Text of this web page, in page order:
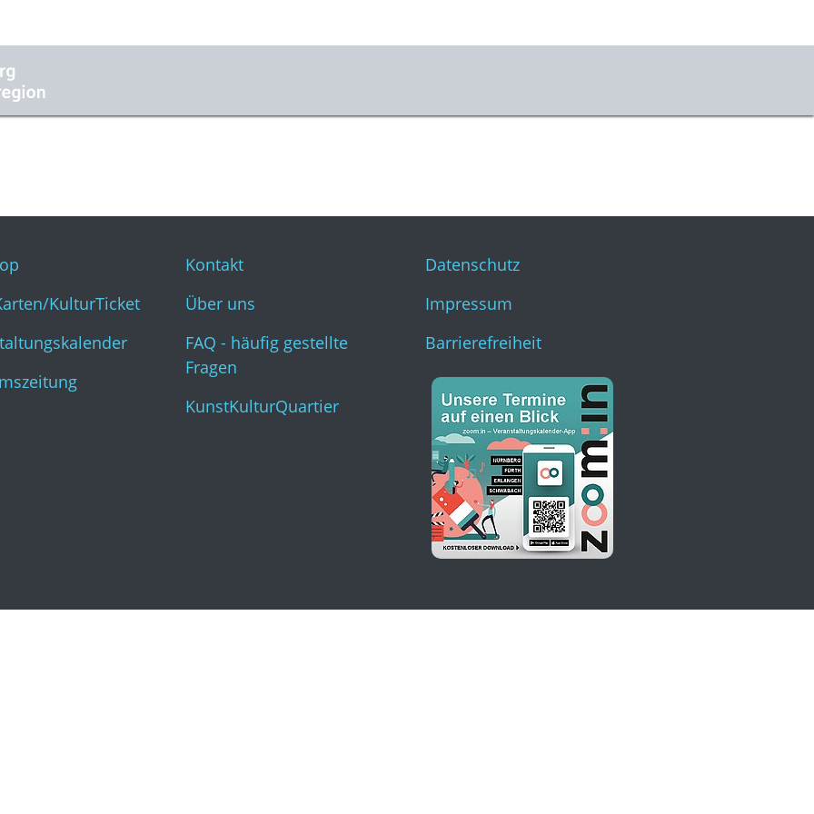
KulturTicket
Kontakt
Über uns
FAQ - häufig gestellte
Fragen
KunstKulturQuartier
Datenschutz
Impressum
Barrierefreiheit